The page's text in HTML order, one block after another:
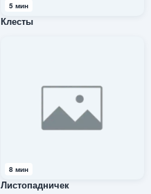
5 мин
Клесты
8 мин
Листопадничек